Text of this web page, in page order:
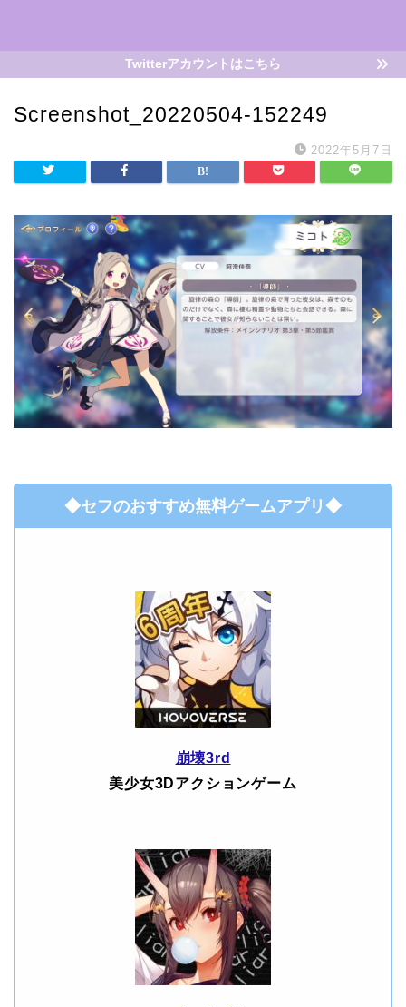
Twitterアカウントはこちら
Screenshot_20220504-152249
2022年5月7日
◆セフのおすすめ無料ゲームアプリ◆
崩壊3rd
美少女3Dアクションゲーム